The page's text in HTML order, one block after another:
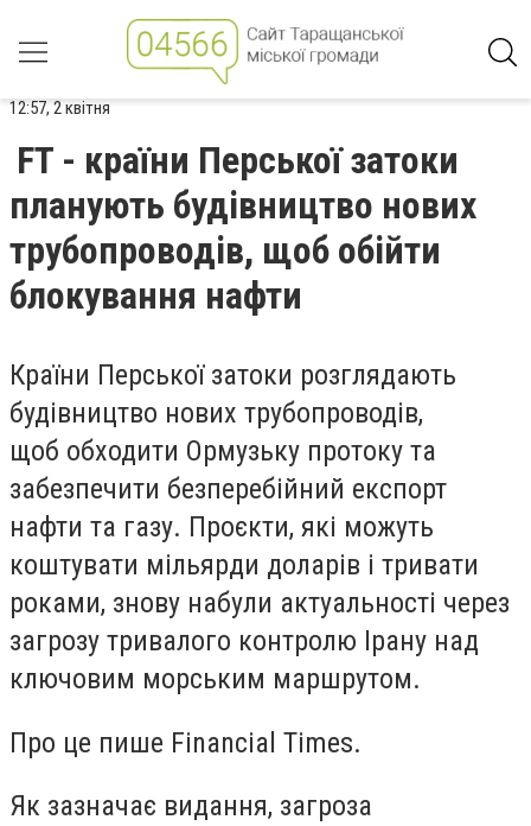
12:57, 2 квітня
FT - країни Перської затоки
планують будівництво нових
трубопроводів, щоб обійти
блокування нафти
Країни Перської затоки розглядають
будівництво нових трубопроводів,
щоб обходити Ормузьку протоку та
забезпечити безперебійний експорт
нафти та газу. Проєкти, які можуть
коштувати мільярди доларів і тривати
роками, знову набули актуальності через
загрозу тривалого контролю Ірану над
ключовим морським маршрутом.
Про це пише Financial Times.
Як зазначає видання, загроза